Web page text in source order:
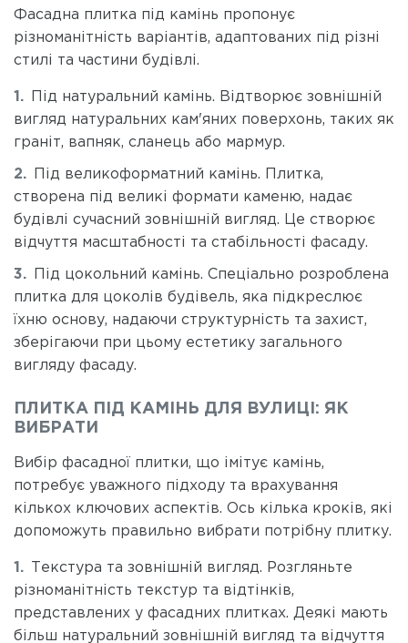
Фасадна плитка під камінь пропонує
різноманітність варіантів, адаптованих під різні
стилі та частини будівлі.
Під натуральний камінь. Відтворює зовнішній
вигляд натуральних кам'яних поверхонь, таких як
граніт, вапняк, сланець або мармур.
Під великоформатний камінь. Плитка,
створена під великі формати каменю, надає
будівлі сучасний зовнішній вигляд. Це створює
відчуття масштабності та стабільності фасаду.
Під цокольний камінь. Спеціально розроблена
плитка для цоколів будівель, яка підкреслює
їхню основу, надаючи структурність та захист,
зберігаючи при цьому естетику загального
вигляду фасаду.
ПЛИТКА ПІД КАМІНЬ ДЛЯ ВУЛИЦІ: ЯК
ВИБРАТИ
Вибір фасадної плитки, що імітує камінь,
потребує уважного підходу та врахування
кількох ключових аспектів. Ось кілька кроків, які
допоможуть правильно вибрати потрібну плитку.
Текстура та зовнішній вигляд. Розгляньте
різноманітність текстур та відтінків,
представлених у фасадних плитках. Деякі мають
більш натуральний зовнішній вигляд та відчуття